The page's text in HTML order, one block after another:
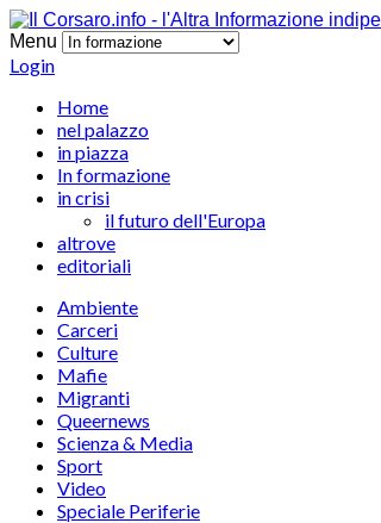
Menu
Login
Home
nel palazzo
in piazza
In formazione
in crisi
il futuro dell'Europa
altrove
editoriali
Ambiente
Carceri
Culture
Mafie
Migranti
Queernews
Scienza & Media
Sport
Video
Speciale Periferie